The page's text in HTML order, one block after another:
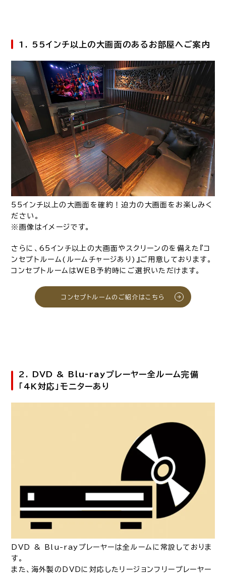
1. 55インチ以上の大画面のあるお部屋へご案内
55インチ以上の大画面を確約！迫力の大画面をお楽しみく
ださい。
※画像はイメージです。
さらに、65インチ以上の大画面やスクリーンのを備えた『コ
ンセプトルーム(ルームチャージあり)』ご用意しております。
コンセプトルームはWEB予約時にご選択いただけます。
コンセプトルームのご紹介はこちら
2. DVD & Blu-rayプレーヤー全ルーム完備
「4K対応」モニターあり
DVD & Blu-rayプレーヤーは全ルームに常設しておりま
す。
また、海外製のDVDに対応したリージョンフリープレーヤー